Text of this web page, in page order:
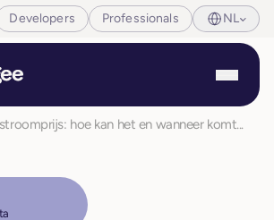
Developers Professionals NL
hoe kan het en wanneer komt...